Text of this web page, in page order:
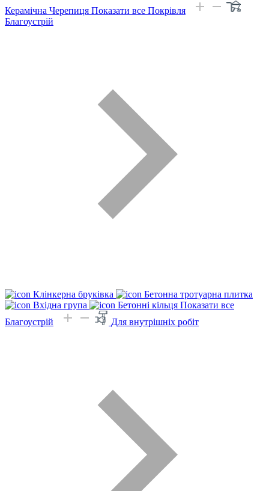
Керамічна Черепиця Показати все Покрівля
Благоустрій
Клінкерна бруківка
Бетонна тротуарна плитка
Вхідна група
Бетонні кільця Показати все
Благоустрій
Для внутрішніх робіт